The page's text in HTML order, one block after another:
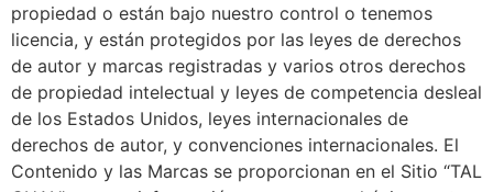
propiedad o están bajo nuestro control o tenemos
licencia, y están protegidos por las leyes de derechos
de autor y marcas registradas y varios otros derechos
de propiedad intelectual y leyes de competencia desleal
de los Estados Unidos, leyes internacionales de
derechos de autor, y convenciones internacionales. El
Contenido y las Marcas se proporcionan en el Sitio “TAL